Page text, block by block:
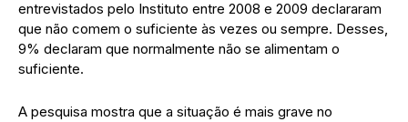
entrevistados pelo Instituto entre 2008 e 2009 declararam
que não comem o suficiente às vezes ou sempre. Desses,
9% declaram que normalmente não se alimentam o
suficiente.
A pesquisa mostra que a situação é mais grave no